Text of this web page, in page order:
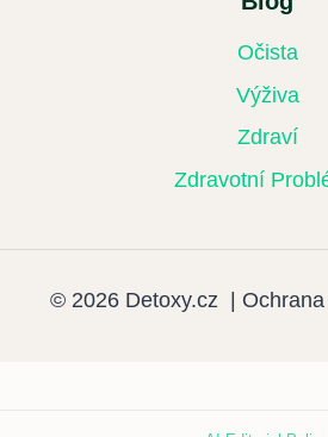
Očista
Výživa
Zdraví
Zdravotní
© 2026 Detoxy.cz |